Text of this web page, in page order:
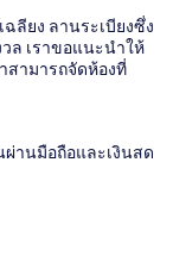
ลียง ลานระเบียงซึ่ง
ล เราขอแนะนำให้
สามารถจัดห้องที่
านมือถือและเงินสด